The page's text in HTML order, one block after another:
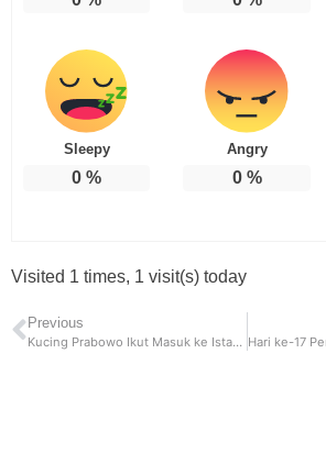
Sleepy
0 %
Angry
0%
Visited 1 times, 1 visit(s) today
Previous
Kucing Prabowo Ikut Masuk ke Istana, Diberikan Nama Bobby Kertanegara